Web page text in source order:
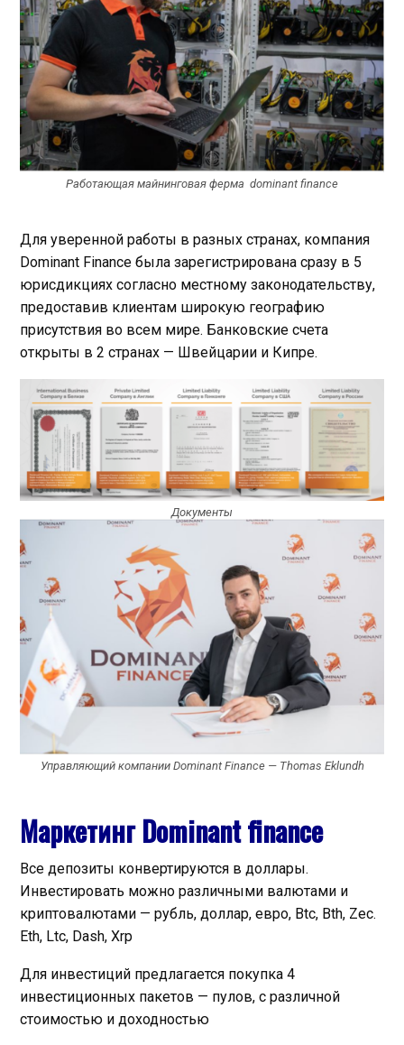
Работающая майнинговая ферма dominant finance
Для уверенной работы в разных странах, компания
Dominant Finance была зарегистрирована сразу в 5
юрисдикциях согласно местному законодательству,
предоставив клиентам широкую географию
присутствия во всем мире. Банковские счета
открыты в 2 странах — Швейцарии и Кипре.
Документы
Управляющий компании Dominant Finance — Thomas Eklundh
Маркетинг Dominant finance
Все депозиты конвертируются в доллары.
Инвестировать можно различными валютами и
криптовалютами — рубль, доллар, евро, Btc, Bth, Zec.
Eth, Ltc, Dash, Xrp
Для инвестиций предлагается покупка 4
инвестиционных пакетов — пулов, с различной
стоимостью и доходностью